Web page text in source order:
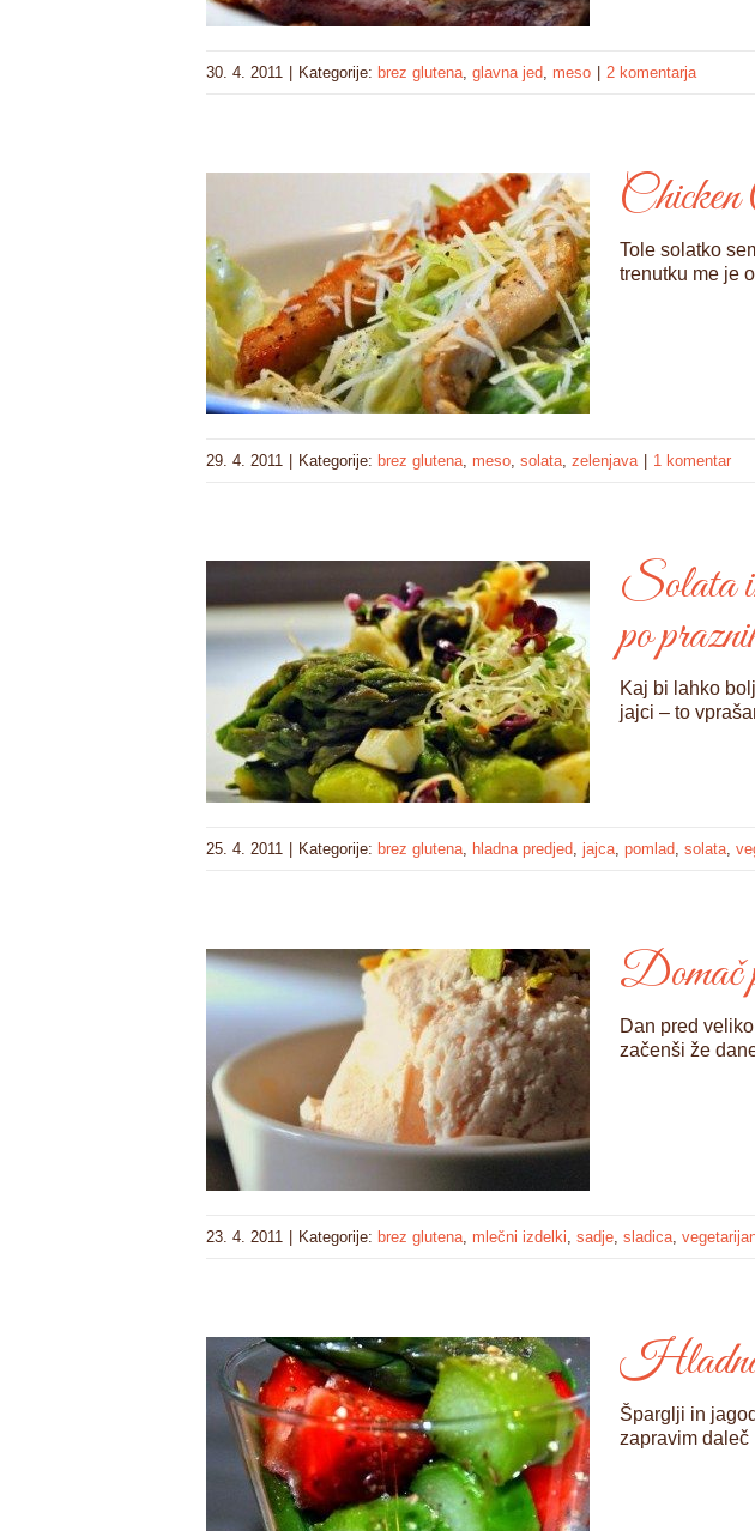
30. 4. 2011 Kategorije: brez glutena, glavna jed, meso 2 komentarja
Chicken
Tole solatko
trenutku me je
29. 4. 2011 Kategorije: brez glutena, meso, solata, zelenjava 1 komentar
Solata
po
Kaj bi lahko
jajci – to
25. 4. 2011 Kategorije: brez glutena, hladna predjed, jajca, pomlad, solata,
Domač
Dan pred
začenši že
23. 4. 2011 Kategorije: brez glutena, mlečni izdelki, sadje, sladica,
Hladna
Šparglji in
zapravim daleč